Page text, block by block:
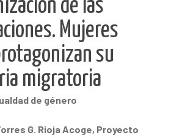
de las
Mujeres
su
migratoria
de género
G. Rioja Acoge, Proyecto